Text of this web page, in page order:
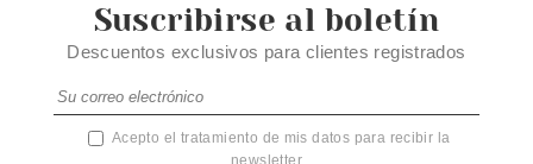
Suscribirse al boletín
Descuentos exclusivos para clientes registrados
Acepto el tratamiento de mis datos para recibir la
newsletter